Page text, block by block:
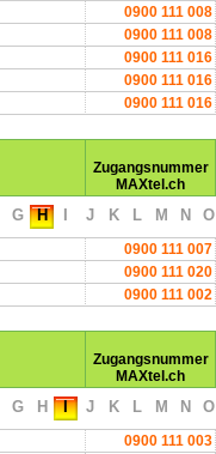
0900 111 008
0900 111 008
0900 111 016
0900 111 016
0900 111 016
Zugangsnummer
MAXtel.ch
G H J K L M N O
0900 111 007
0900 111 020
0900 111 002
Zugangsnummer
MAXtel.ch
G H I J K L M N O
0900 111 003